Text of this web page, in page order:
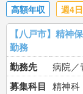
高額年収 週4
【八戸市】精神
勤務
勤務先
病院／
募集科目 精神科